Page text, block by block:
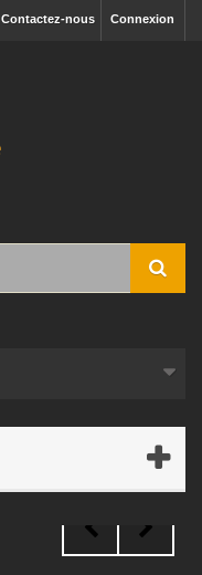
Connexion
Contactez-nous